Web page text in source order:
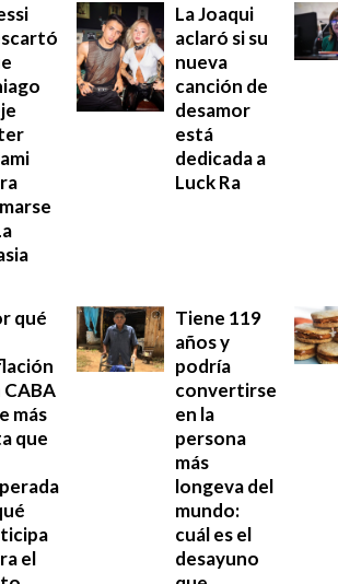
La Joaqui
aclaró si su
nueva
canción de
desamor
está
dedicada a
Luck Ra
qué
CABA
más
que
el
Tiene 119
años y
podría
convertirse
en la
persona
más
longeva del
mundo:
cuál es el
desayuno